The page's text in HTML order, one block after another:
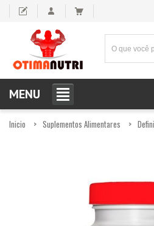
MENU
Inicio Suplementos Alimentares